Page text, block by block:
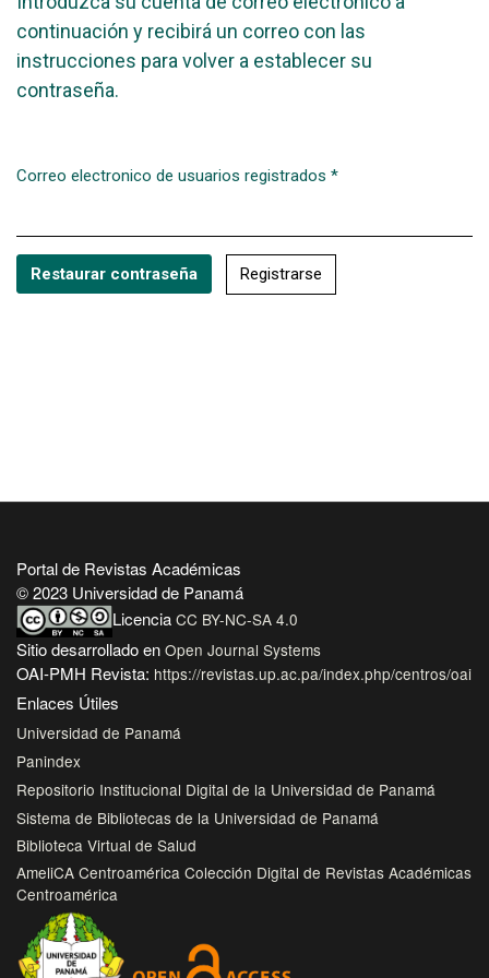
continuación y recibirá un correo con las
instrucciones para volver a establecer su
contraseña.
Correo electronico de usuarios registrados *
Restaurar contraseña Registrarse
Portal de Revistas Académicas
© 2023 Universidad de Panamá
Licencia CC BY-NC-SA 4.0
Sitio desarrollado en Open Journal Systems
OAI-PMH Revista: https://revistas.up.ac.pa/index.php/centros/oai
Enlaces Útiles
Universidad de Panamá
Panindex
Repositorio Institucional Digital de la Universidad de Panamá
Sistema de Bibliotecas de la Universidad de Panamá
Biblioteca Virtual de Salud
AmeliCA Centroamérica Colección Digital de Revistas Académicas
Centroamérica